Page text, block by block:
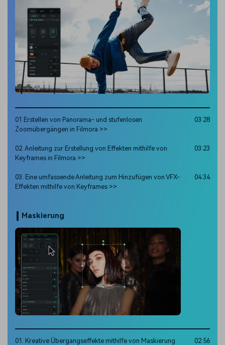
01 Erstellen von Panorama- und stufenlosen
Zoomübergängen in Filmora >>
03:28
02. Anleitung zur Erstellung von Effekten mithilfe von
Keyframes in Filmora >>
03:23
03. Eine umfassende Anleitung zum Hinzufügen von VFX-
Effekten mithilfe von Keyframes >>
04:34
Maskierung
01. Kreative Übergangseffekte mithilfe von Maskierung
02:56